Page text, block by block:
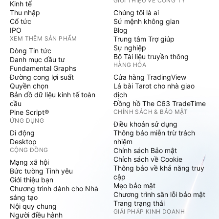
Kinh tế
Thu nhập
Cổ tức
IPO
XEM THÊM SẢN PHẨM
Dòng Tin tức
Danh mục đầu tư
Fundamental Graphs
Đường cong lợi suất
Quyền chọn
Bản đồ dữ liệu kinh tế toàn
cầu
Pine Script®
ỨNG DỤNG
Di động
Desktop
CỘNG ĐỒNG
Mạng xã hội
Bức tường Tình yêu
Giới thiệu bạn
Chương trình dành cho Nhà
sáng tạo
Nội quy chung
Người điều hành
Chúng tôi là ai
Sứ mệnh không gian
Blog
Trung tâm Trợ giúp
Sự nghiệp
Bộ Tài liệu truyền thông
HÀNG HÓA
Cửa hàng TradingView
Lá bài Tarot cho nhà giao
dịch
Đồng hồ The C63 TradeTime
CHÍNH SÁCH & BẢO MẬT
Điều khoản sử dụng
Thông báo miễn trừ trách
nhiệm
Chính sách Bảo mật
Chích sách về Cookie
Thông báo về khả năng truy
cập
Mẹo bảo mật
Chương trình săn lỗi bảo mật
Trang trạng thái
GIẢI PHÁP KINH DOANH